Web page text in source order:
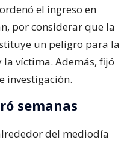
ordenó el ingreso en
por considerar que la
un peligro para la
víctima. Además, fijó
investigación.
semanas
del mediodía